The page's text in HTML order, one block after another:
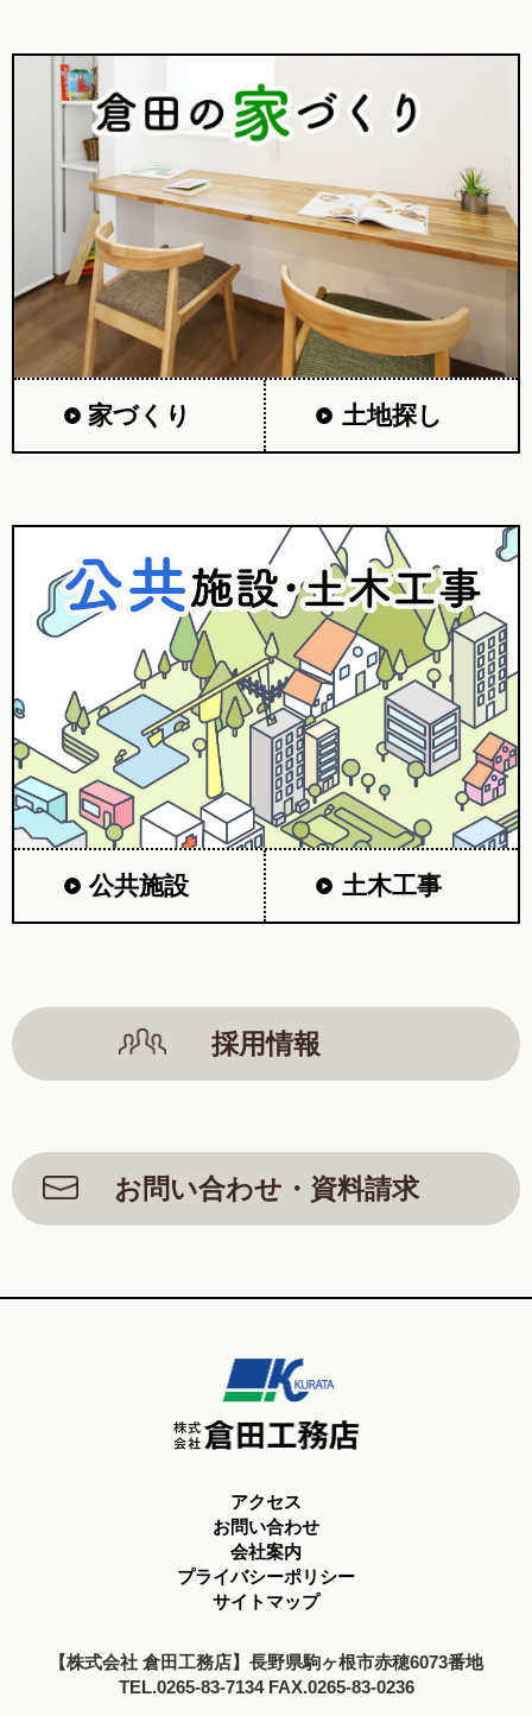
家づくり 土地探し
公共施設 土木工事
採用情報
お問い合わせ・資料請求
アクセス
お問い合わせ
会社案内
プライバシーポリシー
サイトマップ
【株式会社 倉田工務店】長野県駒ヶ根市赤穂6073番地
TEL.0265-83-7134 FAX.0265-83-0236